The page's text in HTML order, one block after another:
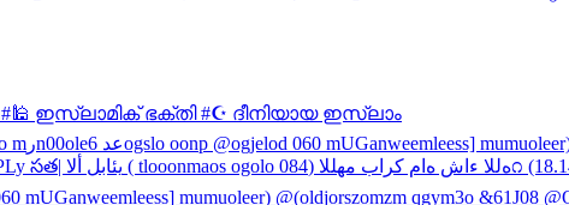
ഇസ്ലാമിക് ഭക്തി #☪️ ദീനിയായ ഇസ്ലാം